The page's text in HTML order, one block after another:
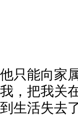
他只能向家
我，把我关
到生活失去